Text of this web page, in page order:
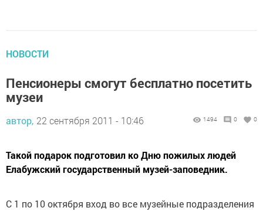
НОВОСТИ
Пенсионеры смогут бесплатно посетить
музеи
автор, 22 сентября 2011 - 10:46 1494 0 0
Такой подарок подготовил ко Дню пожилых людей
Елабужский государственный музей-заповедник.
С 1 по 10 октября вход во все музейные подразделения